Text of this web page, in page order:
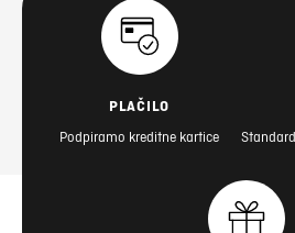
PLAČILO
Podpiramo kreditne kartice